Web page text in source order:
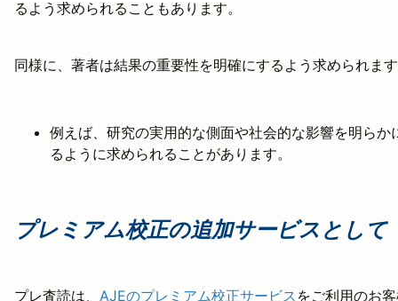
るよう求められることもあります。
同様に、著者は結果の重要性を明確にするよう求められま
例えば、研究の実用的な側面や社会的な影響を明らか
るように求められることがあります。
プレミアム校正の追加サービスとして
プレ査読は、 AJEのプレミアム校正サービス をご利用のお